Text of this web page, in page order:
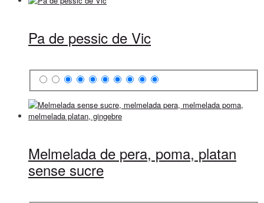
Pa de pessic de Vic
Melmelada de pera, poma, platan
sense sucre